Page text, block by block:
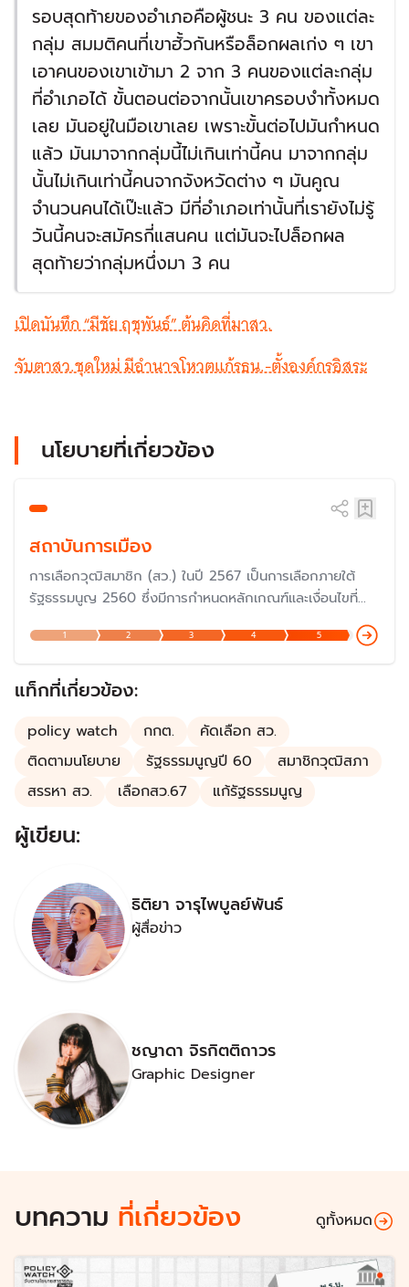
รอบสุดท้ายของอำเภอคือผู้ชนะ 3 คน ของแต่ละ
กลุ่ม สมมติคนที่เขาฮั้วกันหรือล็อกผลเก่ง ๆ เขา
เอาคนของเขาเข้ามา 2 จาก 3 คนของแต่ละกลุ่ม
ที่อำเภอได้ ขั้นตอนต่อจากนั้นเขาครอบงำทั้งหมด
เลย มันอยู่ในมือเขาเลย เพราะขั้นต่อไปมันกำหนด
แล้ว มันมาจากกลุ่มนี้ไม่เกินเท่านี้คน มาจากกลุ่ม
นั้นไม่เกินเท่านี้คนจากจังหวัดต่าง ๆ มันคูณ
จำนวนคนได้เป๊ะแล้ว มีที่อำเภอเท่านั้นที่เรายังไม่รู้
วันนี้คนจะสมัครกี่แสนคน แต่มันจะไปล็อกผล
สุดท้ายว่ากลุ่มหนึ่งมา 3 คน
เปิดบันทึก “มีชัย ฤชุพันธ์” ต้นคิดที่มาสว.
จับตาสว.ชุดใหม่ มีอำนาจโหวตแก้รธน.-ตั้งองค์กรอิสระ
นโยบายที่เกี่ยวข้อง
สถาบันการเมือง
การเลือกวุฒิสมาชิก (สว.) ในปี 2567 เป็นการเลือกภายใต้
รัฐธรรมนูญ 2560 ซึ่งมีการกำหนดหลักเกณฑ์และเงื่อนไขที่
แตกต่างไปจากรัฐธรรมนูญก่อนหน้านั้น แม้ว่าจะมีเจตนารมณ์
เพื่อให้มีวุฒิสมาชิกที่มีความรู้ความสามารถอย่างแท้จริง แต่ก็
ถูกวิพากษ์วิจารณ์ค่อนข้างมากในเรื่องของกฏกติกาในการ
เลือกตั้ง เพราะเป็นการเลือกโดยผู้สมัคร
1 2 3 4 5
แท็กที่เกี่ยวข้อง:
policy watch กกต.
คัดเลือก สว.
ติดตามนโยบาย
รัฐธรรมนูญปี 60
สมาชิกวุฒิสภา
สรรหา สว.
เลือกสว.67 แก้รัฐธรรมนูญ
ผู้เขียน:
ธิติยา จารุไพบูลย์พันธ์
ผู้สื่อข่าว
ชญาดา จิรกิตติถาวร
Graphic Designer
บทความ ที่เกี่ยวข้อง ดูทั้งหมด